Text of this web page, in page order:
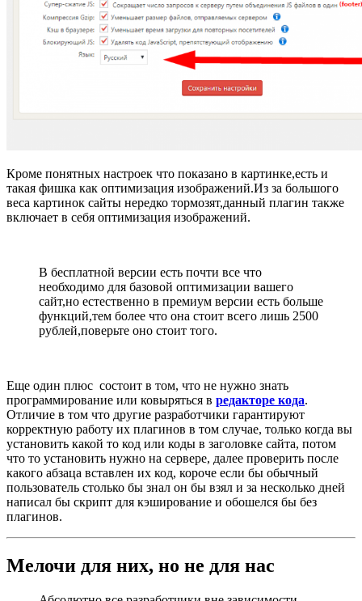
Кроме понятных настроек что показано в картинке,есть и
такая фишка как оптимизация изображений.Из за большого
веса картинок сайты нередко тормозят,данный плагин также
включает в себя оптимизация изображений.
В бесплатной версии есть почти все что
необходимо для базовой оптимизации вашего
сайт,но естественно в премиум версии есть больше
функций,тем более что она стоит всего лишь 2500
рублей,поверьте оно стоит того.
Еще один плюс состоит в том, что не нужно знать
программирование или ковыряться в редакторе кода.
Отличие в том что другие разработчики гарантируют
корректную работу их плагинов в том случае, только когда вы
установить какой то код или коды в заголовке сайта, потом
что то установить нужно на сервере, далее проверить после
какого абзаца вставлен их код, короче если бы обычный
пользователь столько бы знал он бы взял и за несколько дней
написал бы скрипт для кэширование и обошелся бы без
плагинов.
Мелочи для них, но не для нас